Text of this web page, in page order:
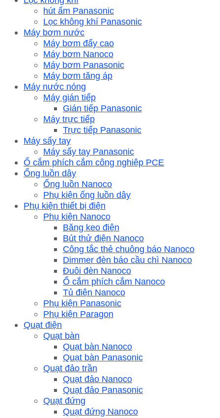
hút ẩm Panasonic
Lọc không khí Panasonic
Máy bơm nước
Máy bơm đẩy cao
Máy bơm Nanoco
Máy bơm Panasonic
Máy bơm tăng áp
Máy nước nóng
Máy gián tiếp
Gián tiếp Panasonic
Máy trực tiếp
Trực tiếp Panasonic
Máy sấy tay
Máy sấy tay Panasonic
Ổ cắm phích cắm công nghiệp PCE
Ống luồn dây
Ống luồn Nanoco
Phụ kiện ống luồn dây
Phụ kiện thiết bị điện
Phụ kiện Nanoco
Băng keo điện
Bút thử điện Nanoco
Công tắc thẻ chuông báo Nanoco
Dimmer đèn báo cầu chì Nanoco
Đuôi đèn Nanoco
Ổ cắm phích cắm Nanoco
Tủ điện Nanoco
Phụ kiện Panasonic
Phụ kiện Paragon
Quạt điện
Quạt bàn
Quạt bàn Nanoco
Quạt bàn Panasonic
Quạt đảo trần
Quạt đảo Nanoco
Quạt đảo Panasonic
Quạt đứng
Quạt đứng Nanoco